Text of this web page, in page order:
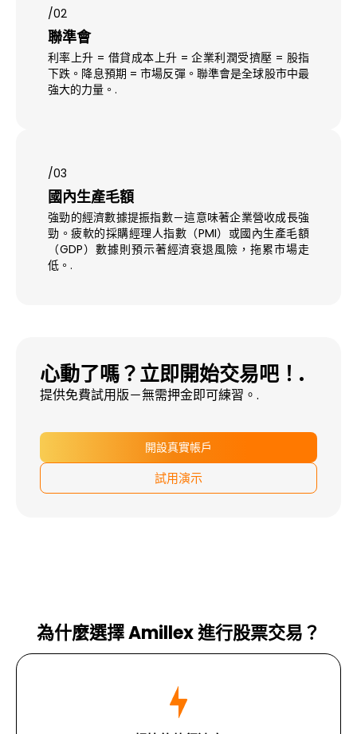
/02
聯準會
利率上升 = 借貸成本上升 = 企業利潤受擠壓 = 股指
下跌。降息預期 = 市場反彈。聯準會是全球股市中最
強大的力量。.
/03
國內生產毛額
強勁的經濟數據提振指數－這意味著企業營收成長強
勁。疲軟的採購經理人指數（PMI）或國內生產毛額
（GDP）數據則預示著經濟衰退風險，拖累市場走
低。.
心動了嗎？立即開始交易吧！.
提供免費試用版－無需押金即可練習。.
開設真實帳戶
試用演示
為什麼選擇 Amillex 進行股票交易？